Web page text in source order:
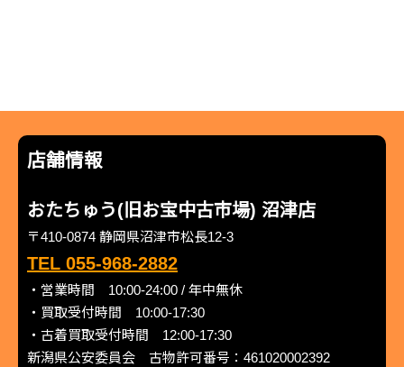
店舗情報
おたちゅう(旧お宝中古市場) 沼津店
〒410-0874 静岡県沼津市松長12-3
TEL 055-968-2882
・営業時間 10:00-24:00 / 年中無休
・買取受付時間 10:00-17:30
・古着買取受付時間 12:00-17:30
新潟県公安委員会 古物許可番号：461020002392